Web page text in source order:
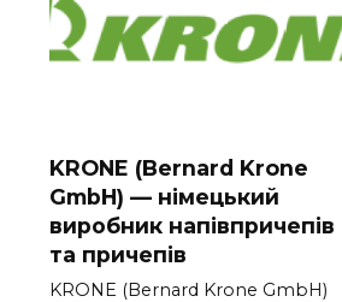
KRONE (Bernard Krone
GmbH) — німецький
виробник напівпричепів
та причепів
KRONE (Bernard Krone GmbH)